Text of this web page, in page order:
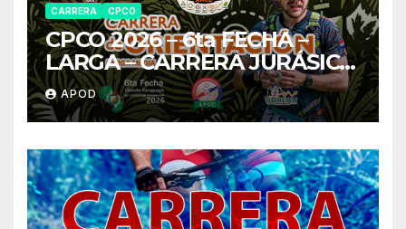
CARRERA CPCO
CPCO 2026 – 6ta FECHA –
LARGA – CARRERA JURÁSICO
ORAPOD